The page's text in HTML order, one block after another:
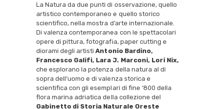
La Natura da due punti di osservazione, quello
artistico contemporaneo e quello storico
scientifico, nella mostra d’arte internazionale.
Di valenza contemporanea con le spettacolari
opere di pittura, fotografia, paper cutting e
diorami degli artistiAntonio Bardino,
Francesco Galifi, Lara J. Marconi, Lori Nix,
che esplorano la potenza della natura al di
sopra dell’uomo e di valenza storica e
scientifica con gli esemplari di fine ‘800 della
flora marina adriatica della collezione del
Gabinetto di Storia Naturale Oreste